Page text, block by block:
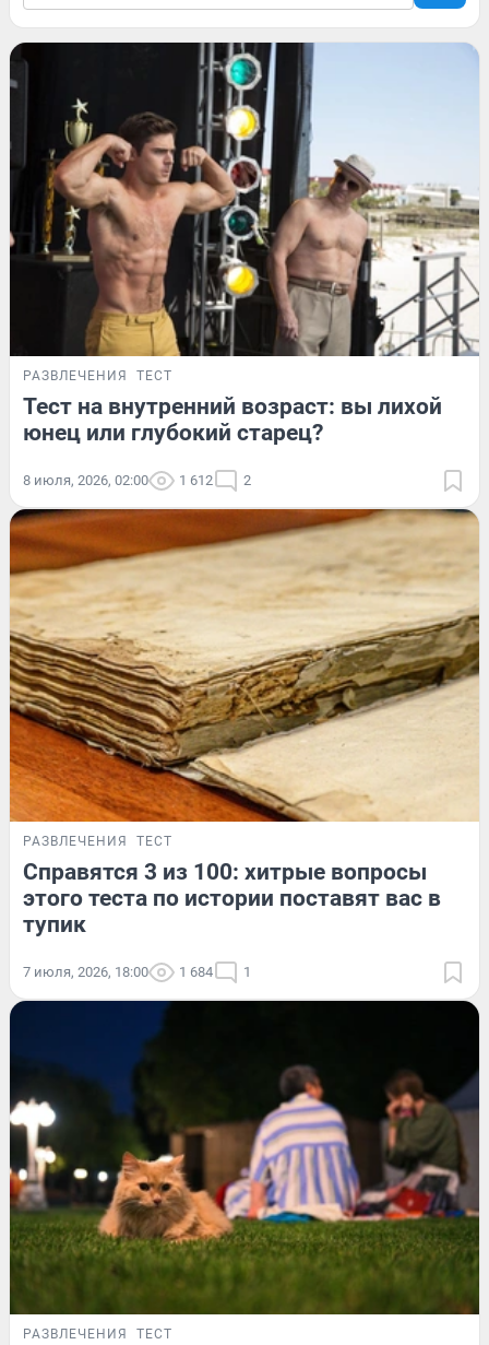
РАЗВЛЕЧЕНИЯ ТЕСТ
Тест на внутренний возраст: вы лихой
юнец или глубокий старец?
8 июля, 2026, 02:00 1 612 2
РАЗВЛЕЧЕНИЯ ТЕСТ
Справятся 3 из 100: хитрые вопросы
этого теста по истории поставят вас в
тупик
7 июля, 2026, 18:00 1 684 1
РАЗВЛЕЧЕНИЯ ТЕСТ